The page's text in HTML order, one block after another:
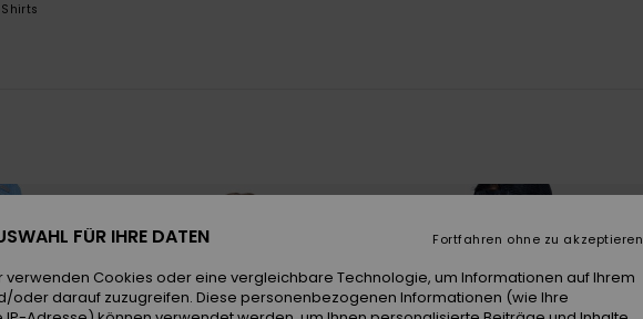
FÜR IHRE DATEN
verwenden Cookies oder eine vergleichbare Technologie, um Informationen auf Ihrem
oder darauf zuzugreifen. Diese personenbezogenen Informationen (wie Ihre
Fortfahren ohne zu akzeptieren